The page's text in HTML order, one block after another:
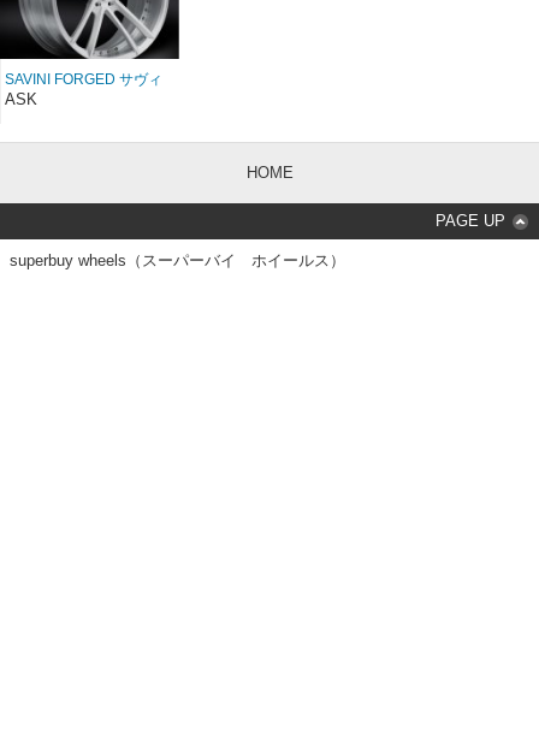
SAVINI FORGED サヴィ
ーニ フォージド
ASK
HOME
PAGE UP
superbuy wheels（スーパーバイ ホイールス）